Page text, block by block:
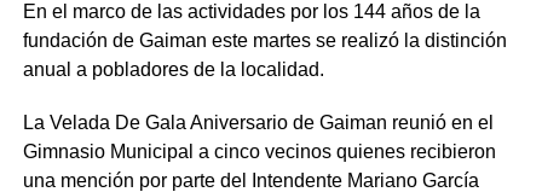
En el marco de las actividades por los 144 años de la
fundación de Gaiman este martes se realizó la distinción
anual a pobladores de la localidad.
La Velada De Gala Aniversario de Gaiman reunió en el
Gimnasio Municipal a cinco vecinos quienes recibieron
una mención por parte del Intendente Mariano García